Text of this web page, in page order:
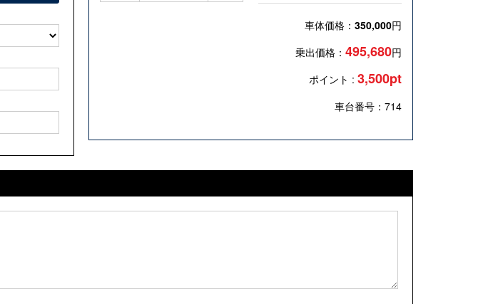
車体価格： 350,000円
乗出価格： 495,680円
ポイント : 3,500pt
車台番号：714